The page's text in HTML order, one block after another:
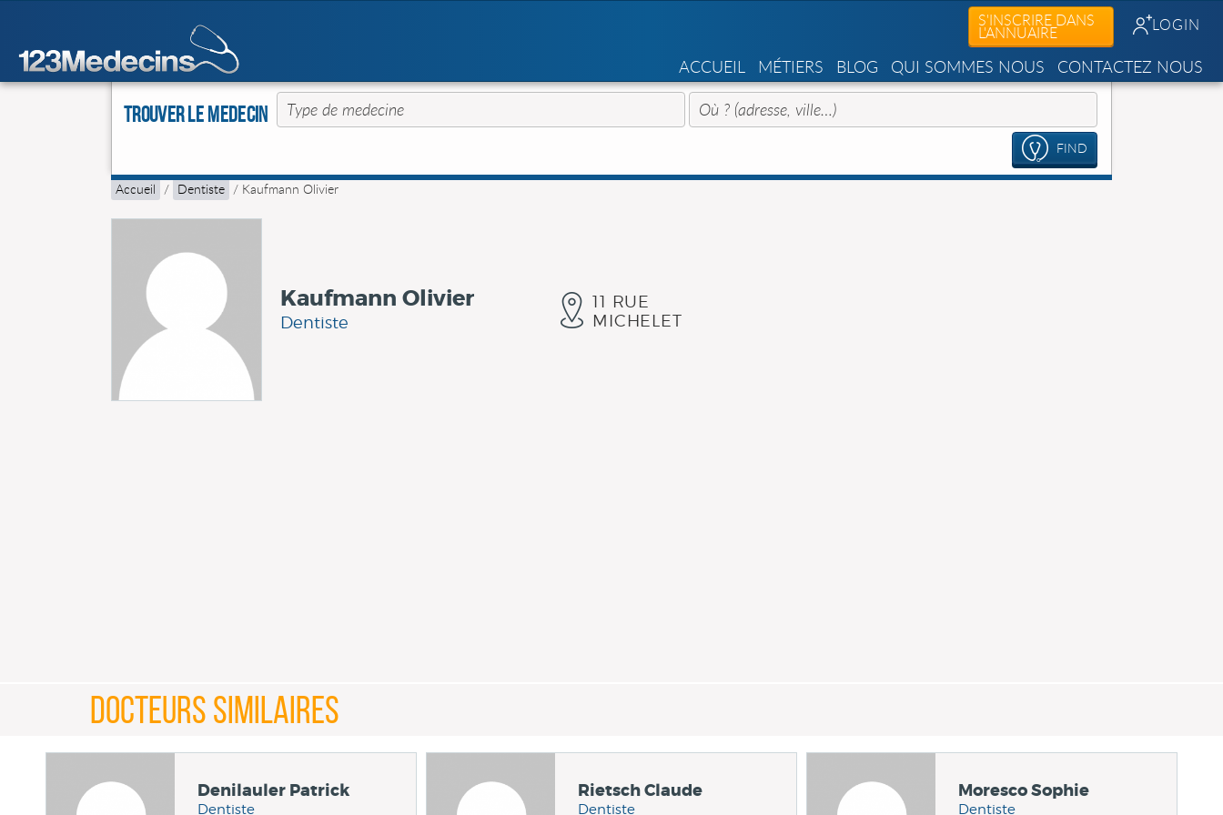
S'INSCRIRE DANS
L'ANNUAIRE LOGIN
ACCUEIL MÉTIERS BLOG QUI SOMMES NOUS CONTACTEZ NOUS
Trouver le Medecin
FIND
Accueil / Dentiste / Kaufmann Olivier
Kaufmann Olivier
Dentiste
11 RUE
MICHELET
DOCTEURS SIMILAIRES
Denilauler Patrick
Dentiste
Rietsch Claude
Dentiste
Moresco Sophie
Dentiste